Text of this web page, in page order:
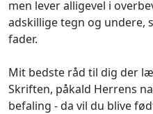
men lever alligevel i
adskillige tegn og undere,
fader.
Mit bedste råd til dig der
Skriften, påkald Herrens
befaling - da vil du blive